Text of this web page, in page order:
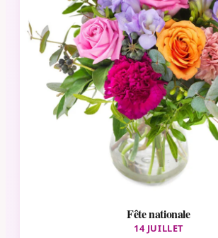
Fête nationale
14 JUILLET